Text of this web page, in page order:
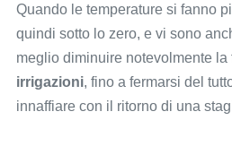
Quando le temperature si fanno
quindi sotto lo zero, e vi sono
meglio diminuire notevolmente
irrigazioni, fino a fermarsi del
innaffiare con il ritorno di una